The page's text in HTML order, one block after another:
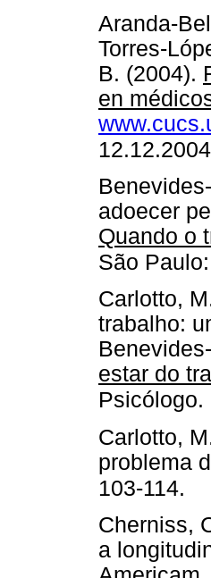
Aranda-
Torres-
B. (2004).
en
adoecer
Quando o
São
Carlotto,
trabalho:
estar do
Psicólogo.
Carlotto,
problema
103-114.
Cherniss,
a